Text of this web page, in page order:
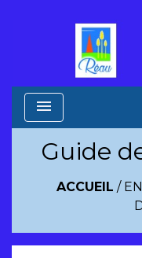
menu
Guide
ACCUEIL /